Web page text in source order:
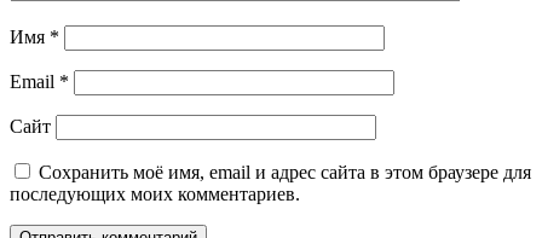
Имя *
Email *
Сайт
Сохранить моё имя, email и адрес сайта в этом браузере для
последующих моих комментариев.